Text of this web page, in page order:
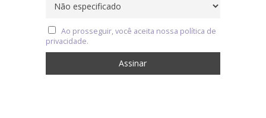
Ao prosseguir, você aceita nossa política de
privacidade.